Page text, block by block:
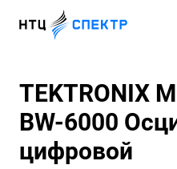
TEKTRONIX
BW-6000
цифровой